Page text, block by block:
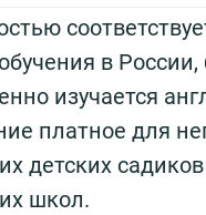
в России,
изучается
платное для
детских
школ.